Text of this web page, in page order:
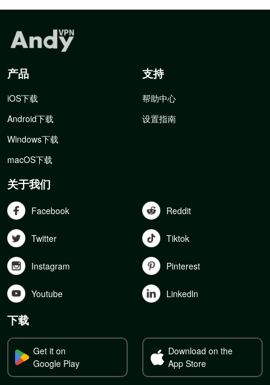
产品
iOS下载
Android下载
Windows下载
macOS下载
支持
帮助中心
设置指南
关于我们
Facebook Reddit
Twitter Tiktok
Instagram Pinterest
Youtube Linkedln
下载
Get it on
Google Play
Download on the
App Store